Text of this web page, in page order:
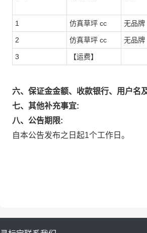
1 仿真草坪 cc 无品牌
2 仿真草坪 cc 无品牌
3 【运费】
六、保证金金额、收款银行、用户名
七、其他补充事宜:
八、公告期限:
自本公告发布之日起1个工作日。